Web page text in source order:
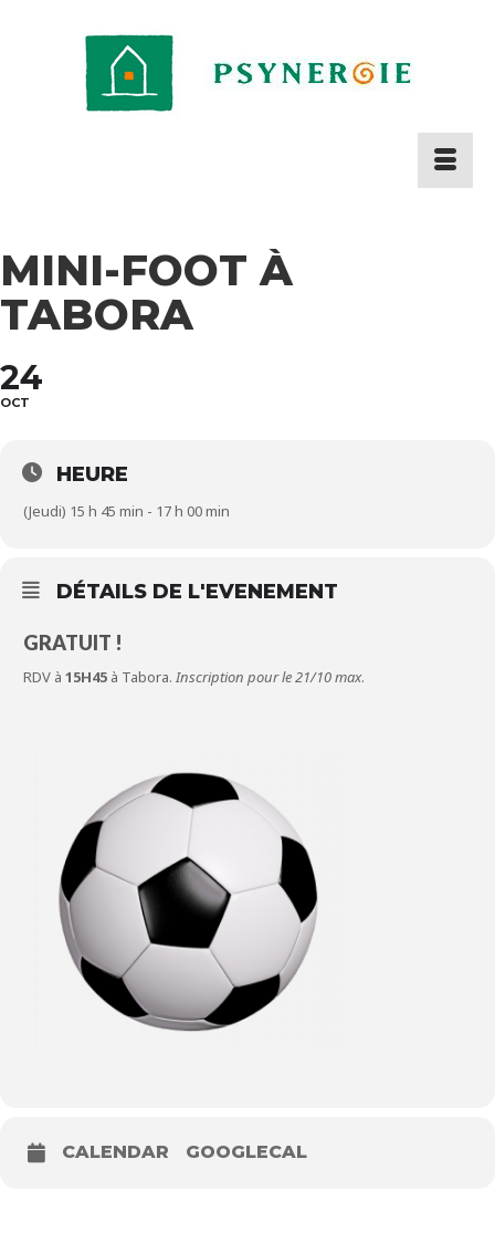
MINI-FOOT À
TABORA
24
OCT
HEURE
(Jeudi) 15 h 45 min - 17 h 00 min
DÉTAILS DE L'EVENEMENT
GRATUIT !
RDV à 15H45 à Tabora. Inscription pour le 21/10 max.
CALENDAR GOOGLECAL